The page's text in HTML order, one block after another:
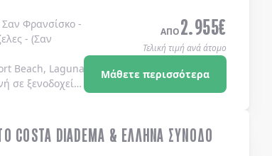
Σαν Φρανσίσκο-
- (Σαν
Beach, Laguna Beach Dana Point, Coronado Island)
σε ξενοδοχεία
ΑΠΟ2.955€
Τελική τιμή ανά άτομο
Μάθετε περισσότερα
DIADEMA & ΕΛΛΗΝΑ ΣΥΝΟΔΟ